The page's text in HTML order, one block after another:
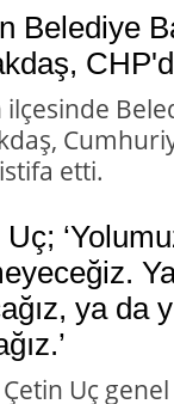
Belediye
ilçesinde
etti.
ya da
Uç